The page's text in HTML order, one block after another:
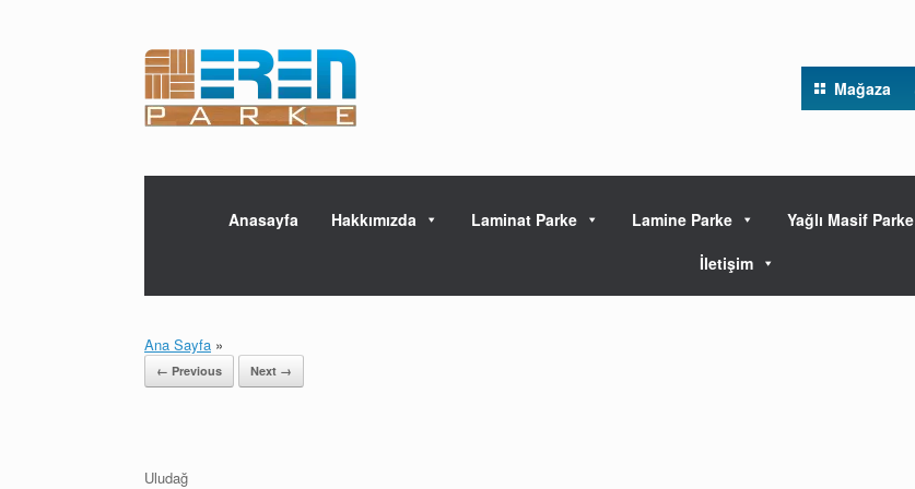
Mağaza
Anasayfa Hakkımızda Laminat Parke Lamine Parke Yağlı Masif Parke
İletişim
Ana Sayfa »
← Previous Next →
Uludağ